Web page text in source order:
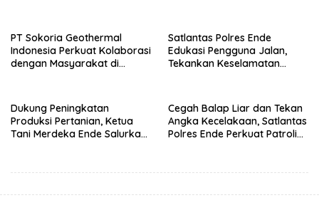
PT Sokoria Geothermal
Indonesia Perkuat Kolaborasi
dengan Masyarakat di
Satlantas Polres Ende
Edukasi Pengguna Jalan,
Tekankan Keselamatan
Dukung Peningkatan
Produksi Pertanian, Ketua
Tani Merdeka Ende Salurkan
Cegah Balap Liar dan Tekan
Angka Kecelakaan, Satlantas
Polres Ende Perkuat Patroli